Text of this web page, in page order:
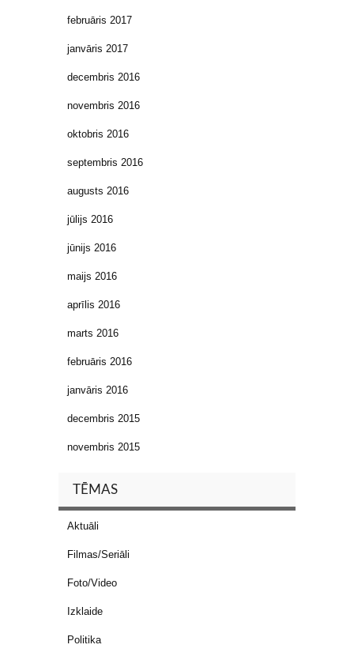
februāris 2017
janvāris 2017
decembris 2016
novembris 2016
oktobris 2016
septembris 2016
augusts 2016
jūlijs 2016
jūnijs 2016
maijs 2016
aprīlis 2016
marts 2016
februāris 2016
janvāris 2016
decembris 2015
novembris 2015
TĒMAS
Aktuāli
Filmas/Seriāli
Foto/Video
Izklaide
Politika